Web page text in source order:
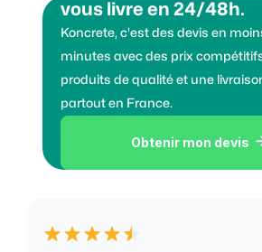
vous livre en 24/48h.
Koncrete, c'est des devis en
minutes avec des prix
produits de qualité et une
partout en France.
Obtenir mon devis